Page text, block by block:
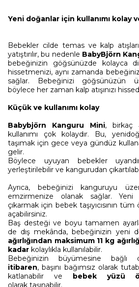
Yeni doğanlar için kullanımı kolay
Bebekler cilde temas ve kalp
yatıştırılır, bu nedenle BabyBjörn
bebeğinizin göğsünüzde kolayca
hissetmenizi, aynı zamanda
sağlar. Bebeğinizi göğsünüzün
böylece her zaman kalp atışınızı
Küçük ve kullanımı kolay
Babybjörn Kanguru Mini, birkaç
kullanımı çok kolaydır. Bu,
taşımak için gece veya gündüz
gelir.
Böylece uyuyan bebekler
yerleştirilebilir ve kangurudan
Ayrıca, bebeğinizi kanguruyu
emzirmenize olanak sağlar. Yeni
çıkarmak için bebek taşıyıcısının
açabilirsiniz.
Baş desteği ve boyu tamamen
de dış mekânda, bebeğinizin yeni
ağırlığından maksimum 11 kg
kadar kolaylıkla kullanılabilir.
Bebeğinizin büyümesine bağlı
itibaren, başını bağımsız olarak
katlanabilir ve bebek yüzü
olarak taşınabilir.